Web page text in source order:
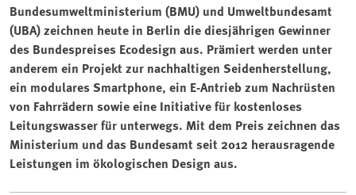
Bundesumweltministerium (BMU) und Umweltbundesamt
(UBA) zeichnen heute in Berlin die diesjährigen Gewinner
des Bundespreises Ecodesign aus. Prämiert werden unter
anderem ein Projekt zur nachhaltigen Seidenherstellung,
ein modulares Smartphone, ein E-Antrieb zum Nachrüsten
von Fahrrädern sowie eine Initiative für kostenloses
Leitungswasser für unterwegs. Mit dem Preis zeichnen das
Ministerium und das Bundesamt seit 2012 herausragende
Leistungen im ökologischen Design aus.